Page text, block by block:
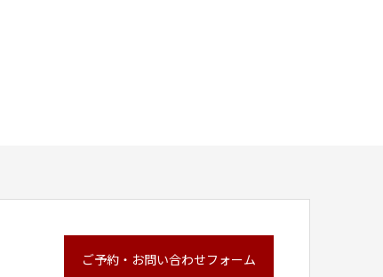
ご予約・お問い合わせフォーム